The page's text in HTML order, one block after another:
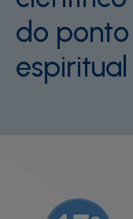
do
espiritual